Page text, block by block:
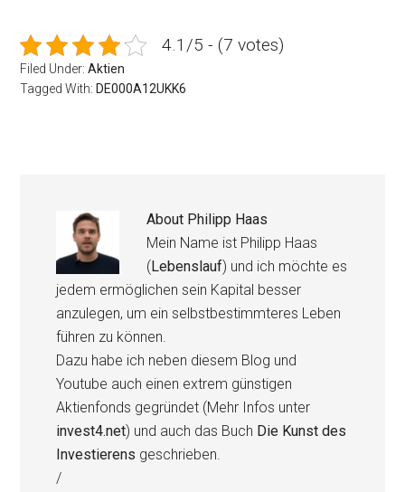
4.1/5 - (7 votes)
Filed Under:Aktien
Tagged With: DE000A12UKK6
About Philipp Haas
Mein Name ist Philipp Haas
(Lebenslauf) und ich möchte es
jedem ermöglichen sein Kapital besser
anzulegen, um ein selbstbestimmteres Leben
führen zu können.
Dazu habe ich neben diesem Blog und
Youtube auch einen extrem günstigen
Aktienfonds gegründet (Mehr Infos unter
invest4.net) und auch das Buch Die Kunst des
Investierens geschrieben.
/